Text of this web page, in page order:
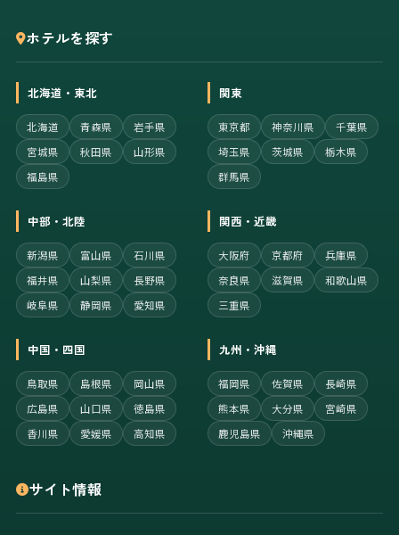
ホテルを探す
北海道・東北
北海道 青森県
岩手県
宮城県
秋田県
山形県
福島県
関東
東京都 神奈川県
千葉県
埼玉県
茨城県
栃木県
群馬県
中部・北陸
新潟県 富山県
石川県
福井県
山梨県
長野県
岐阜県
静岡県 愛知県
関西・近畿
大阪府 京都府
兵庫県
奈良県
滋賀県
和歌山県
三重県
中国・四国
鳥取県 島根県
岡山県
広島県
山口県
徳島県
香川県
愛媛県 高知県
九州・沖縄
福岡県 佐賀県
長崎県
熊本県
大分県
宮崎県
鹿児島県
沖縄県
サイト情報